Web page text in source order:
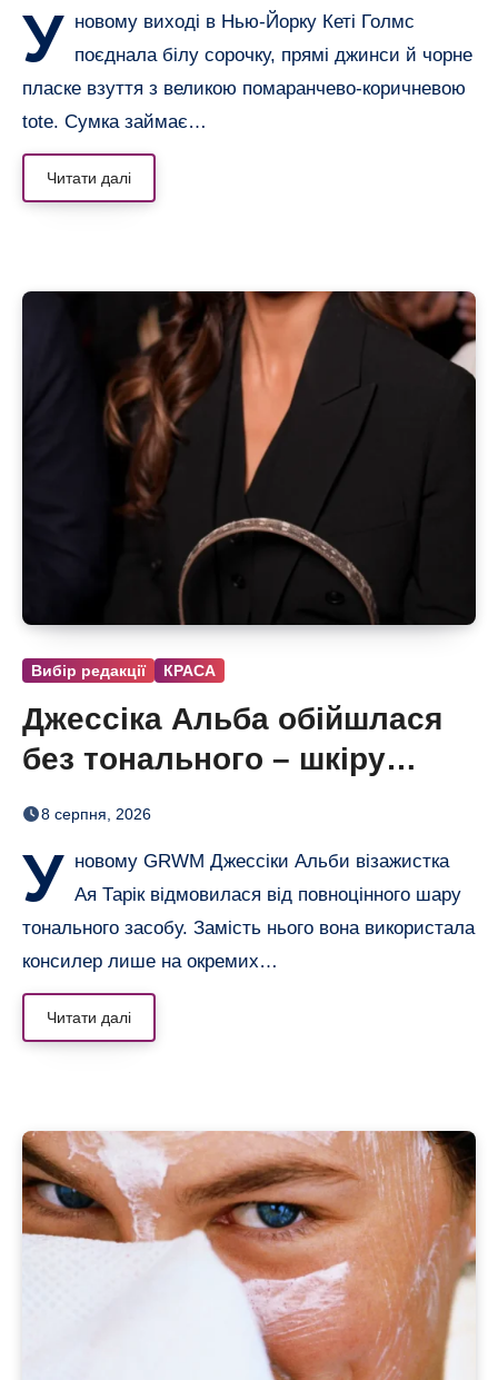
У новому виході в Нью-Йорку Кеті Голмс
поєднала білу сорочку, прямі джинси й чорне
пласке взуття з великою помаранчево-коричневою
tote. Сумка займає…
Читати далі
Вибір редакції КРАСА
Джессіка Альба обійшлася
без тонального – шкіру
вирівняли лише консилером
8 серпня, 2026
У новому GRWM Джессіки Альби візажистка
Ая Тарік відмовилася від повноцінного шару
тонального засобу. Замість нього вона використала
консилер лише на окремих…
Читати далі